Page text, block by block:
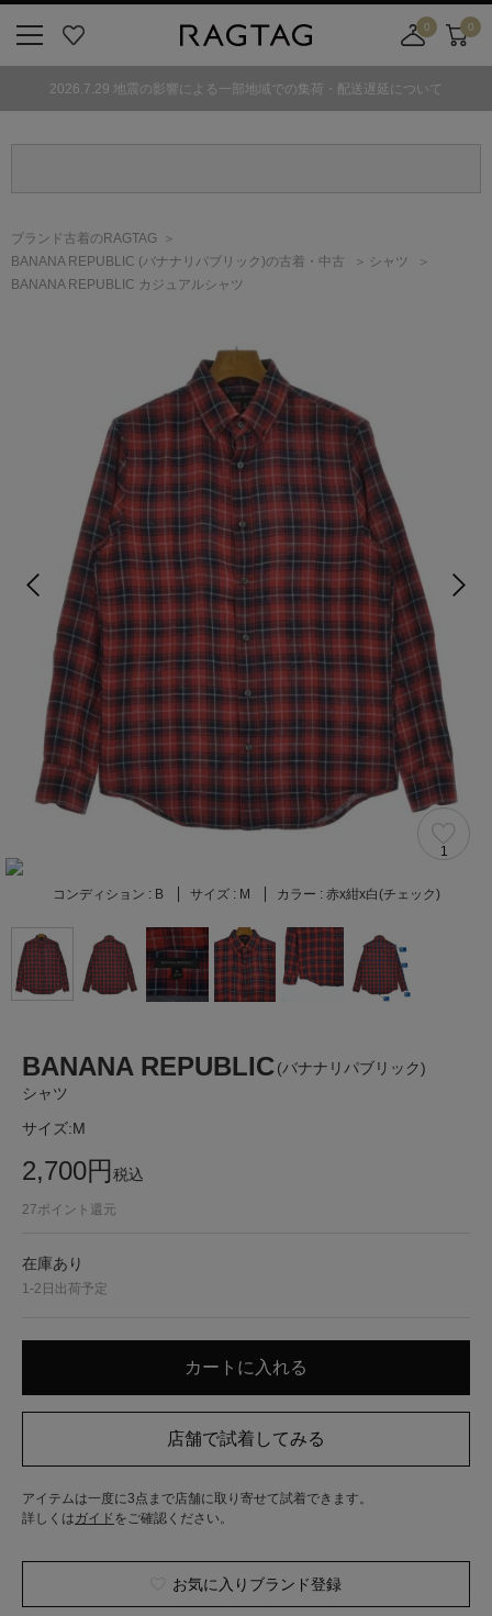
気
0
舗
カ
0
2026.7.29 地震の影響による一部地域での集荷・配送遅延について
ブランド古着のRAGTAG
BANANA REPUBLIC (バナナリパブリック)の古着・中古
シャツ
BANANA REPUBLIC カジュアルシャツ
1
コンディション : B サイズ : M カラー : 赤x紺x白(チェック)
BANANA REPUBLIC(バナナリパブリック)
シャツ
サイズ:M
2,700円税込
27ポイント還元
在庫あり
1-2日出荷予定
アイテムは一度に3点まで店舗に取り寄せて試着できます。
詳しくはガイド をご確認ください。
お気に入りブランド登録